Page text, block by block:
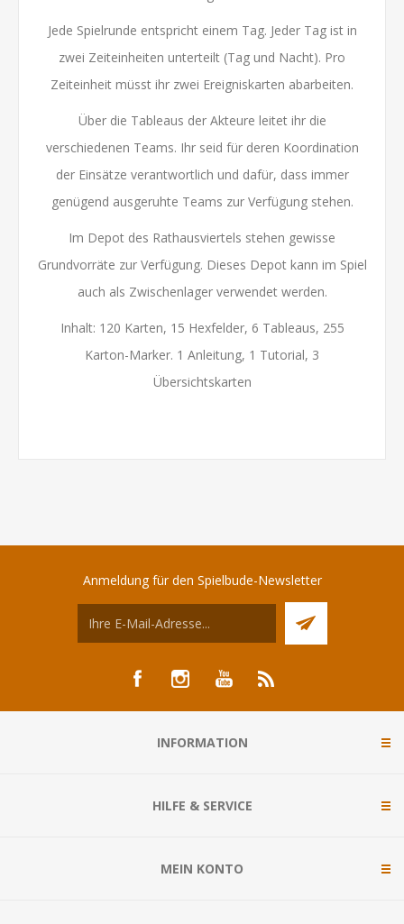
Jede Spielrunde entspricht einem Tag. Jeder Tag ist in
zwei Zeiteinheiten unterteilt (Tag und Nacht). Pro
Zeiteinheit müsst ihr zwei Ereigniskarten abarbeiten.
Über die Tableaus der Akteure leitet ihr die
verschiedenen Teams. Ihr seid für deren Koordination
der Einsätze verantwortlich und dafür, dass immer
genügend ausgeruhte Teams zur Verfügung stehen.
Im Depot des Rathausviertels stehen gewisse
Grundvorräte zur Verfügung. Dieses Depot kann im Spiel
auch als Zwischenlager verwendet werden.
Inhalt: 120 Karten, 15 Hexfelder, 6 Tableaus, 255
Karton-Marker. 1 Anleitung, 1 Tutorial, 3
Übersichtskarten
Anmeldung für den Spielbude-Newsletter
INFORMATION
HILFE & SERVICE
MEIN KONTO